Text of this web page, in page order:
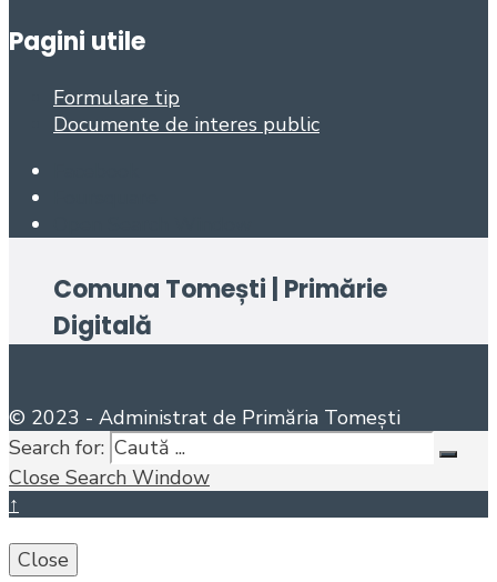
Pagini utile
Formulare tip
Documente de interes public
Comuna Tomești | Primărie
Digitală
© 2023 - Administrat de Primăria Tomești
Search for:
Close Search Window
↑
Close